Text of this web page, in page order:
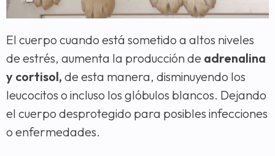
El cuerpo cuando está sometido a altos niveles
de estrés, aumenta la producción de adrenalina
y cortisol, de esta manera, disminuyendo los
leucocitos o incluso los glóbulos blancos. Dejando
el cuerpo desprotegido para posibles infecciones
o enfermedades.